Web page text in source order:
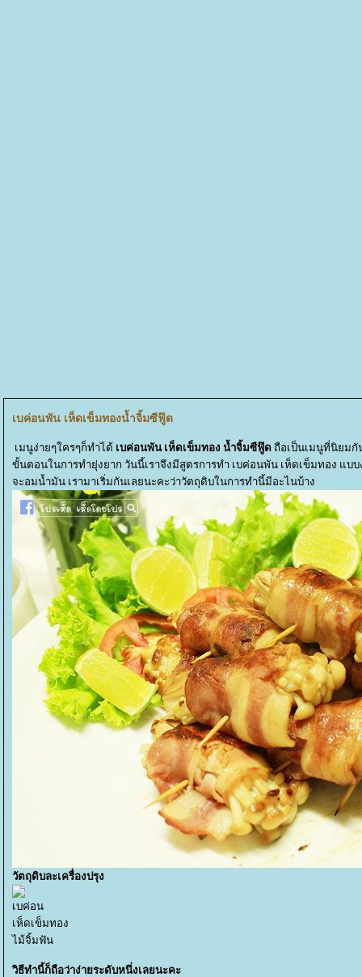
เบค่อนพัน เห็ดเข็มทองน้ำจิ้มซีฟู๊ด
เมนูง่ายๆใครๆก็ทำได้ เบค่อนพัน เห็ดเข็มทอง น้ำจิ้มซีฟู๊ด ถือเป็นเมนูที่นิยมกั
ขั้นตอนในการทำยุ่งยาก วันนี้เราจึงมีสูตรการทำ เบค่อนพัน เห็ดเข็มทอง แบ
จะอมน้ำมัน เรามาเริ่มกันเลยนะคะว่าวัตถุดิบในการทำนี้มีอะไนบ้าง
วัตถุดิบละเครื่องปรุง
เบค่อน
เห็ดเข็มทอง
ไม้จิ้มฟัน
วิธีทำนี้ก็ถือว่าง่ายระดับหนึ่งเลยนะคะ